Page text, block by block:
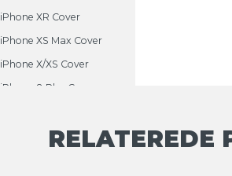
iPhone XR Cover
iPhone XS Max Cover
iPhone X/XS Cover
iPhone 8 Plus Cover
iPhone 7 Plus CoverRELATEREDE